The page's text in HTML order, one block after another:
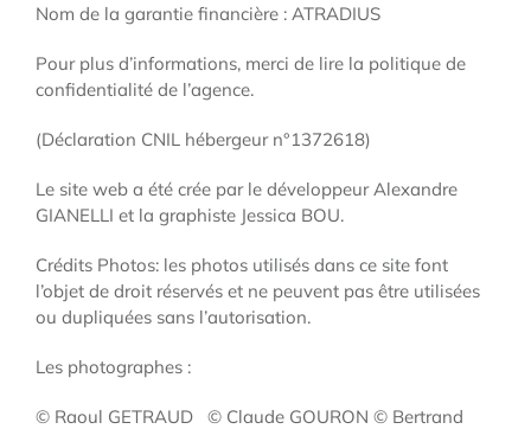
Nom de la garantie financière : ATRADIUS
Pour plus d’informations, merci de lire la politique de
confidentialité de l’agence.
(Déclaration CNIL hébergeur n°1372618)
Le site web a été crée par le développeur Alexandre
GIANELLI et la graphiste Jessica BOU.
Crédits Photos: les photos utilisés dans ce site font
l’objet de droit réservés et ne peuvent pas être utilisées
ou dupliquées sans l’autorisation.
Les photographes :
© Raoul GETRAUD © Claude GOURON © Bertrand